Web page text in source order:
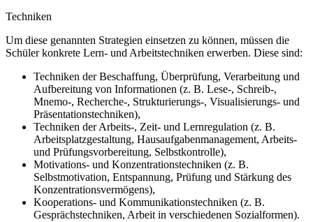
Techniken
Um diese genannten Strategien einsetzen zu können, müssen die
Schüler konkrete Lern- und Arbeitstechniken erwerben. Diese sind:
Techniken der Beschaffung, Überprüfung, Verarbeitung und
Aufbereitung von Informationen (z. B. Lese-, Schreib-,
Mnemo-, Recherche-, Strukturierungs-, Visualisierungs- und
Präsentationstechniken),
Techniken der Arbeits-, Zeit- und Lernregulation (z. B.
Arbeitsplatzgestaltung, Hausaufgabenmanagement, Arbeits-
und Prüfungsvorbereitung, Selbstkontrolle),
Motivations- und Konzentrationstechniken (z. B.
Selbstmotivation, Entspannung, Prüfung und Stärkung des
Konzentrationsvermögens),
Kooperations- und Kommunikationstechniken (z. B.
Gesprächstechniken, Arbeit in verschiedenen Sozialformen).